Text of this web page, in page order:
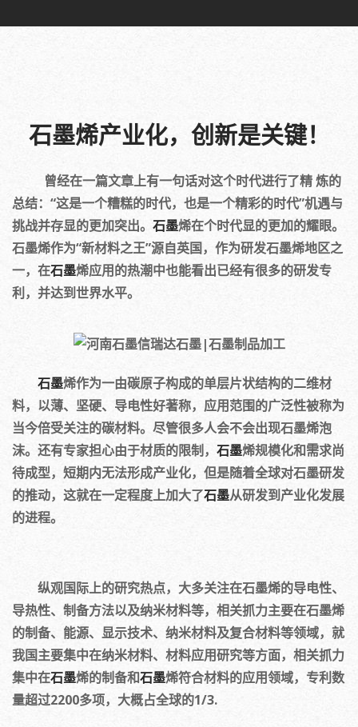
石墨烯产业化，创新是关键！
曾经在一篇文章上有一句话对这个时代进行了精 炼的
总结：“这是一个糟糕的时代，也是一个精彩的时代”机遇与
挑战并存显的更加突出。 石墨烯在个时代显的更加的耀眼。
石墨烯作为“新材料之王”源自英国，作为研发石墨烯地区之
一，在石墨烯应用的热潮中也能看出已经有很多的研发专
利，并达到世界水平。
石墨烯作为一由碳原子构成的单层片状结构的二维材
料，以薄、坚硬、导电性好著称，应用范围的广泛性被称为
当今倍受关注的碳材料。尽管很多人会不会出现石墨烯泡
沫。还有专家担心由于材质的限制， 石墨烯规模化和需求尚
待成型，短期内无法形成产业化，但是随着全球对石墨研发
的推动，这就在一定程度上加大了石墨从研发到产业化发展
的进程。
纵观国际上的研究热点，大多关注在石墨烯的导电性、
导热性、制备方法以及纳米材料等，相关抓力主要在石墨烯
的制备、能源、显示技术、纳米材料及复合材料等领域，就
我国主要集中在纳米材料、材料应用研究等方面，相关抓力
集中在石墨烯的制备和石墨烯符合材料的应用领域，专利数
量超过2200多项，大概占全球的1/3.